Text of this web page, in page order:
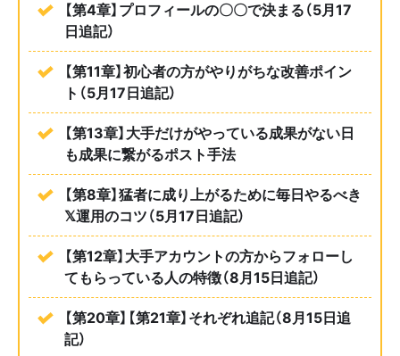
【第4章】プロフィールの〇〇で決まる（5月17
日追記）
【第11章】初心者の方がやりがちな改善ポイン
ト（5月17日追記）
【第13章】大手だけがやっている成果がない日
も成果に繋がるポスト手法
【第8章】猛者に成り上がるために毎日やるべき
𝕏運用のコツ（5月17日追記）
【第12章】大手アカウントの方からフォローし
てもらっている人の特徴（8月15日追記）
【第20章】【第21章】それぞれ追記（8月15日追
記）